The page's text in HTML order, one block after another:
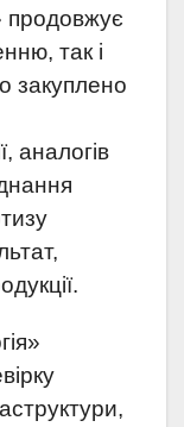
продовжує
так і
закуплено
аналогів